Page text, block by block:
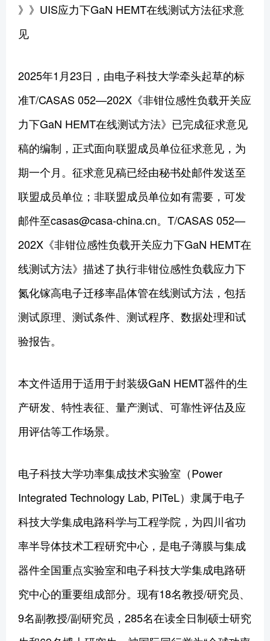
》》UIS应力下GaN HEMT在线测试方法征求意
见
2025年1月23日，由电子科技大学牵头起草的标
准T/CASAS 052—202X《非钳位感性负载开关应
力下GaN HEMT在线测试方法》已完成征求意见
稿的编制，正式面向联盟成员单位征求意见，为
期一个月。征求意见稿已经由秘书处邮件发送至
联盟成员单位；非联盟成员单位如有需要，可发
邮件至casas@casa-china.cn。T/CASAS 052—
202X《非钳位感性负载开关应力下GaN HEMT在
线测试方法》描述了执行非钳位感性负载应力下
氮化镓高电子迁移率晶体管在线测试方法，包括
测试原理、测试条件、测试程序、数据处理和试
验报告。
本文件适用于适用于封装级GaN HEMT器件的生
产研发、特性表征、量产测试、可靠性评估及应
用评估等工作场景。
电子科技大学功率集成技术实验室（Power
Integrated Technology Lab, PITeL）隶属于电子
科技大学集成电路科学与工程学院，为四川省功
率半导体技术工程研究中心，是电子薄膜与集成
器件全国重点实验室和电子科技大学集成电路研
究中心的重要组成部分。现有18名教授/研究员、
9名副教授/副研究员，285名在读全日制硕士研究